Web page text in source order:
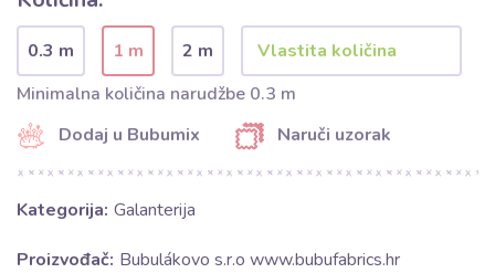
0.3 m 1 m
2 m
Minimalna količina narudžbe 0.3 m
Dodaj u Bubumix
Naruči uzorak
Kategorija: Galanterija
Proizvođač: Bubulákovo s.r.o www.bubufabrics.hr